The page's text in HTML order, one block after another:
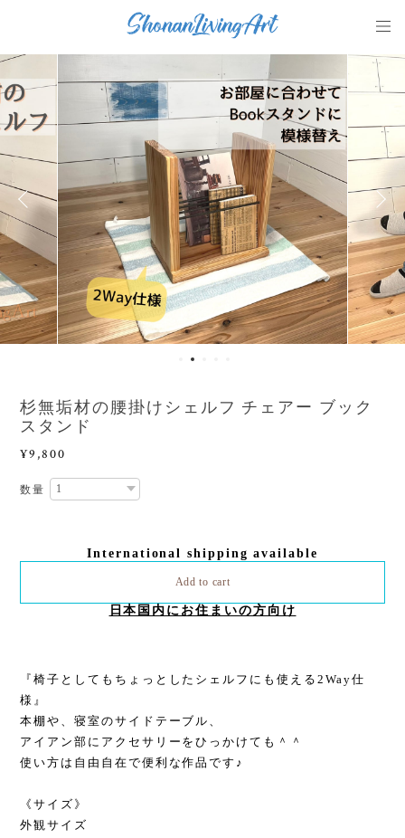
杉無垢材の腰掛けシェルフ チェアー ブック
スタンド
¥9,800
数量
International shipping available
Add to cart
日本国内にお住まいの方向け
『椅子としてもちょっとしたシェルフにも使える2Way仕
様』
本棚や、寝室のサイドテーブル、
アイアン部にアクセサリーをひっかけても＾＾
使い方は自由自在で便利な作品です♪
《サイズ》
外観サイズ